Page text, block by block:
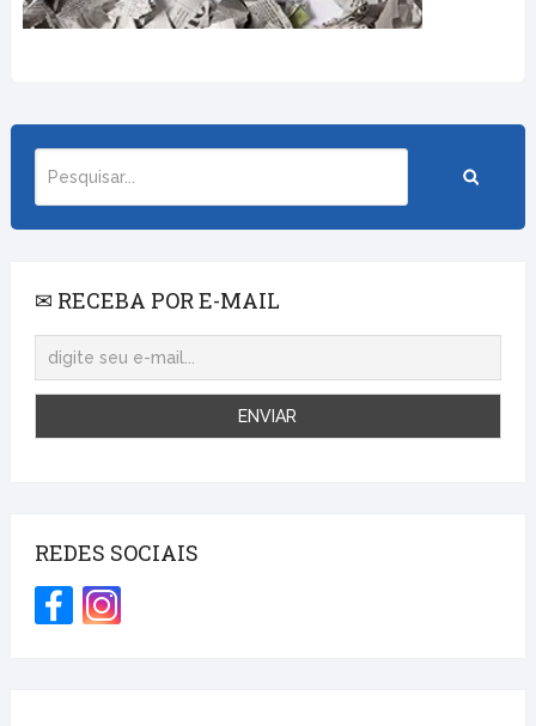
✉ RECEBA POR E-MAIL
REDES SOCIAIS